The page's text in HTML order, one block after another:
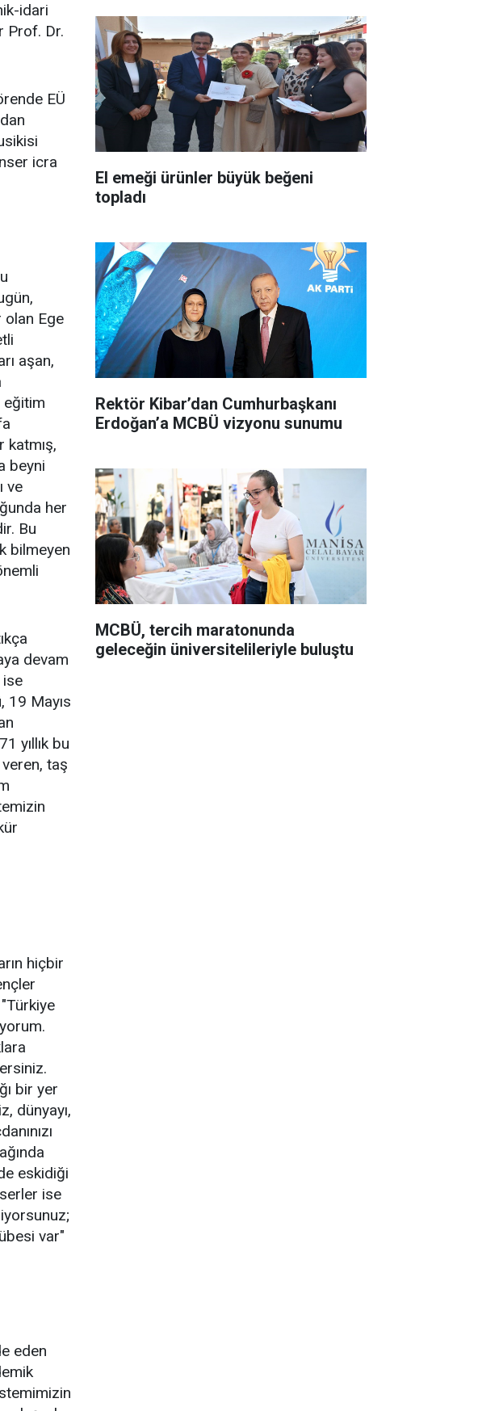
idari
Prof. Dr.
EÜ
icra
olan Ege
aşan,
eğitim
katmış,
beyni
ve
her
Bu
bilmeyen
devam
ise
19 Mayıs
yıllık bu
taş
hiçbir
bir yer
dünyayı,
eskidiği
ise
var"
eden
El emeği ürünler büyük beğeni
topladı
Rektör Kibar’dan Cumhurbaşkanı
Erdoğan’a MCBÜ vizyonu sunumu
MCBÜ, tercih maratonunda
geleceğin üniversitelileriyle buluştu